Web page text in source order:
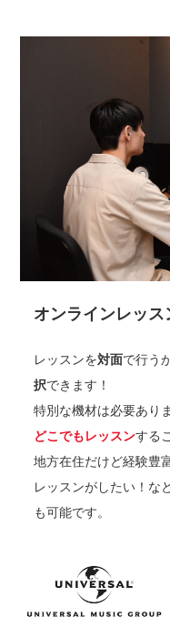
オンラインレッス
レッスンを対面で行う
択できます！
特別な機材は必要あり
どこでもレッスンする
地方在住だけど経験豊
レッスンがしたい！な
も可能です。